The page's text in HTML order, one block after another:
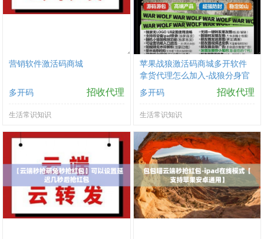
营销软件激活码商城
多开码 招收代理
生活常识知识
苹果战狼激活码商城多开软件
拿货代理怎么加入-战狼分身官
网
多开码 招收代理
生活常识知识